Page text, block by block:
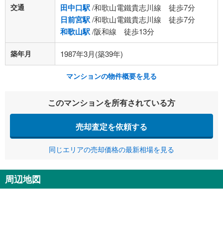
交通 田中口駅/和歌山電鐵貴志川線 徒歩7分
日前宮駅/和歌山電鐵貴志川線 徒歩7分
和歌山駅/阪和線 徒歩13分
築年月 1987年3月(築39年)
マンションの物件概要を見る
このマンションを所有されている方
売却査定を依頼する
同じエリアの売却価格の最新相場を見る
周辺地図